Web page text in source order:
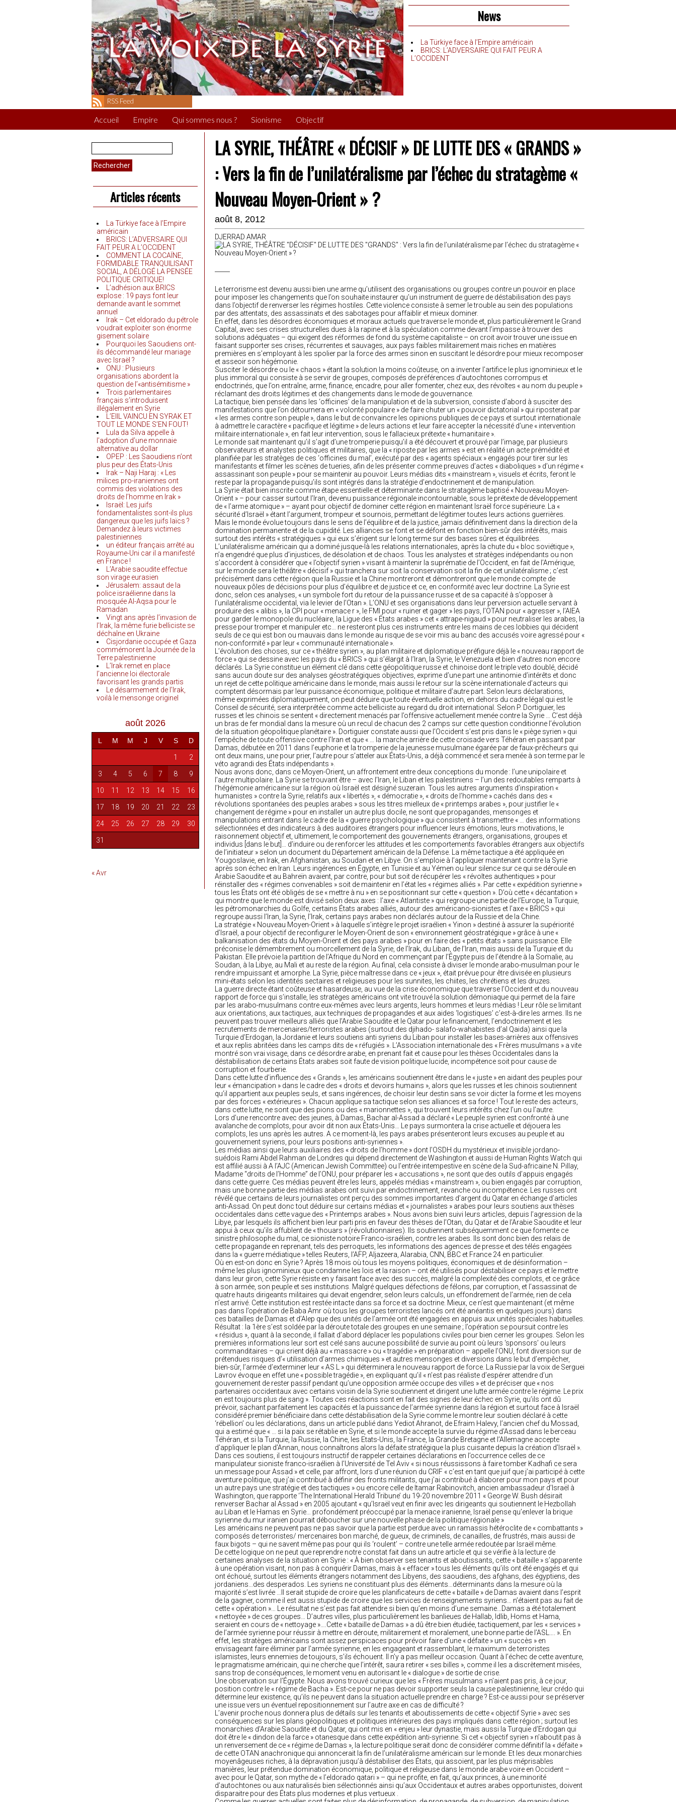
News
La Türkiye face à l’Empire américain
BRICS: L’ADVERSAIRE QUI FAIT PEUR A
L’OCCIDENT
RSS Feed
Accueil Empire Qui sommes nous ? Sionisme Objectif
Rechercher :
Articles récents
La Türkiye face à l’Empire
américain
BRICS: L’ADVERSAIRE QUI
FAIT PEUR A L’OCCIDENT
COMMENT LA COCAÏNE,
FORMIDABLE TRANQUILISANT
SOCIAL, A DÉLOGÉ LA PENSÉE
POLITIQUE CRITIQUE!
L’adhésion aux BRICS
explose : 19 pays font leur
demande avant le sommet
annuel
Irak – Cet eldorado du pétrole
voudrait exploiter son énorme
gisement solaire
Pourquoi les Saoudiens ont-
ils décommandé leur mariage
avec Israël ?
ONU : Plusieurs
organisations abordent la
question de l’«antisémitisme »
Trois parlementaires
français s’introduisent
illégalement en Syrie
L’EIIL VAINCU EN SYRAK ET
TOUT LE MONDE S’EN FOUT!
Lula da Silva appelle à
l’adoption d’une monnaie
alternative au dollar
OPEP : Les Saoudiens n’ont
plus peur des États-Unis
Irak – Naji Haraj : « Les
milices pro-iraniennes ont
commis des violations des
droits de l’homme en Irak »
Israël: Les juifs
fondamentalistes sont-ils plus
dangereux que les juifs laïcs ?
Demandez à leurs victimes
palestiniennes
un éditeur français arrêté au
Royaume-Uni car il a manifesté
en France !
L’Arabie saoudite effectue
son virage eurasien
Jérusalem: assaut de la
police israélienne dans la
mosquée Al-Aqsa pour le
Ramadan
Vingt ans après l’invasion de
l’Irak, la même furie belliciste se
déchaîne en Ukraine
Cisjordanie occupée et Gaza
commémorent la Journée de la
Terre palestinienne
L’Irak remet en place
l’ancienne loi électorale
favorisant les grands partis
Le désarmement de l’Irak,
voilà le mensonge originel
août 2026
L M M J V S D
1 2
3 4 5 6 7 8 9
10 11 12 13 14 15 16
17 18 19 20 21 22 23
24 25 26 27 28 29 30
31
« Avr
LA SYRIE, THÉÂTRE « DÉCISIF » DE LUTTE DES « GRANDS »
: Vers la fin de l’unilatéralisme par l’échec du stratagème «
Nouveau Moyen-Orient » ?
août 8, 2012
DJERRAD AMAR
Le terrorisme est devenu aussi bien une arme qu’utilisent des organisations ou groupes contre un pouvoir en place
pour imposer les changements que l’on souhaite instaurer qu’un instrument de guerre de déstabilisation des pays
dans l’objectif de renverser les régimes hostiles. Cette violence consiste à semer le trouble au sein des populations
par des attentats, des assassinats et des sabotages pour affaiblir et mieux dominer.
En effet, dans les désordres économiques et moraux actuels que traverse le monde et, plus particulièrement le Grand
Capital, avec ses crises structurelles dues à la rapine et à la spéculation comme devant l’impasse à trouver des
solutions adéquates – qui exigent des réformes de fond du système capitaliste – on croit avoir trouver une issue en
faisant supporter ses crises, récurrentes et sauvages, aux pays faibles militairement mais riches en matières
premières en s’employant à les spolier par la force des armes sinon en suscitant le désordre pour mieux recomposer
et asseoir son hégémonie.
Susciter le désordre ou le « chaos » étant la solution la moins coûteuse, on a inventer l’artifice le plus ignominieux et le
plus immoral qui consiste à se servir de groupes, composés de préférences d’autochtones corrompus et
endoctrinés, que l’on entraîne, arme, finance, encadre, pour aller fomenter, chez eux, des révoltes « au nom du peuple »
réclamant des droits légitimes et des changements dans le mode de gouvernance.
La tactique, bien pensée dans les ‘officines’ de la manipulation et de la subversion, consiste d’abord à susciter des
manifestations que l’on détournera en « volonté populaire » de faire chuter un « pouvoir dictatorial » qui riposterait par
« les armes contre son peuple », dans le but de convaincre les opinions publiques de ce pays et surtout internationale
à admettre le caractère « pacifique et légitime » de leurs actions et leur faire accepter la nécessité d’une « intervention
militaire internationale », en fait leur intervention, sous le fallacieux prétexte « humanitaire ».
Le monde sait maintenant qu’il s’agit d’une tromperie puisqu’il a été découvert et prouvé par l’image, par plusieurs
observateurs et analystes politiques et militaires, que la « riposte par les armes » est en réalité un acte prémédité et
planifiée par les stratèges de ces ‘officines du mal’, exécuté par des « agents spéciaux » engagés pour tirer sur les
manifestants et filmer les scènes de tueries, afin de les présenter comme preuves d’actes « diaboliques » d’un régime «
assassinant son peuple » pour se maintenir au pouvoir. Leurs médias dits « mainstream », visuels et écrits, feront le
reste par la propagande puisqu’ils sont intégrés dans la stratégie d’endoctrinement et de manipulation.
La Syrie était bien inscrite comme étape essentielle et déterminante dans le stratagème baptisé « Nouveau Moyen-
Orient » – pour casser surtout l’Iran, devenu puissance régionale incontournable, sous le prétexte de développement
de « l’arme atomique » – ayant pour objectif de dominer cette région en maintenant Israël force supérieure. La «
sécurité d’Israël » étant l’argument, trompeur et sournois, permettant de légitimer toutes leurs actions guerrières.
Mais le monde évolue toujours dans le sens de l’équilibre et de la justice, jamais définitivement dans la direction de la
domination permanente et de la cupidité. Les alliances se font et se défont en fonction bien-sûr des intérêts, mais
surtout des intérêts « stratégiques » qui eux s’érigent sur le long terme sur des bases sûres et équilibrées.
L’unilatéralisme américain qui a dominé jusque-là les relations internationales, après la chute du « bloc soviétique »,
n’a engendré que plus d’injustices, de désolation et de chaos. Tous les analystes et stratèges indépendants ou non
s’accordent à considérer que « l’objectif syrien » visant à maintenir la suprématie de l’Occident, en fait de l’Amérique,
sur le monde sera le théâtre « décisif » qui tranchera sur soit la conservation soit la fin de cet unilatéralisme ; c’est
précisément dans cette région que la Russie et la Chine montreront et démontreront que le monde compte de
nouveaux pôles de décisions pour plus d’équilibre et de justice et ce, en conformité avec leur doctrine. La Syrie est
donc, selon ces analyses, « un symbole fort du retour de la puissance russe et de sa capacité à s’opposer à
l’unilatéralisme occidental, via le levier de l’Otan ». L’ONU et ses organisations dans leur perversion actuelle servant à
produire des « alibis », la CPI pour « menace r », le FMI pour « ruiner et gager » les pays, l’OTAN pour « agresser », l’AIEA
pour garder le monopole du nucléaire, la Ligue des « États arabes » cet « attrape-nigaud » pour neutraliser les arabes, la
presse pour tromper et manipuler etc… ne resteront plus ces instruments entre les mains de ces lobbies qui décident
seuls de ce qui est bon ou mauvais dans le monde au risque de se voir mis au banc des accusés voire agressé pour «
non-conformité » par leur « communauté internationale ».
L’évolution des choses, sur ce « théâtre syrien », au plan militaire et diplomatique préfigure déjà le « nouveau rapport de
force » qui se dessine avec les pays du « BRICS » qui s’élargit à l’Iran, la Syrie, le Venezuela et bien d’autres non encore
déclarés. La Syrie constitue un élément clé dans cette géopolitique russe et chinoise dont le triple veto doublé, décidé
sans aucun doute sur des analyses géostratégiques objectives, exprime d’une part une antinomie d’intérêts et donc
un rejet de cette politique américaine dans le monde, mais aussi le retour sur la scène internationale d’acteurs qui
comptent désormais par leur puissance économique, politique et militaire d’autre part. Selon leurs déclarations,
même exprimées diplomatiquement, on peut déduire que toute éventuelle action, en dehors du cadre légal qui est le
Conseil de sécurité, sera interprétée comme acte belliciste au regard du droit international. Selon P. Dortiguier, les
russes et les chinois se sentent « directement menacés par l’offensive actuellement menée contre la Syrie … C’est déjà
un bras de fer mondial dans la mesure où un recul de chacun des 2 camps sur cette question conditionne l’évolution
de la situation géopolitique planétaire ». Dortiguier constate aussi que l’Occident s’est pris dans le « piège syrien » qui
l’empêche de toute offensive contre l’Iran et que « … la marche arrière de cette croisade vers Téhéran en passant par
Damas, débutée en 2011 dans l’euphorie et la tromperie de la jeunesse musulmane égarée par de faux-prêcheurs qui
ont deux mains, une pour prier, l’autre pour s’atteler aux États-Unis, a déjà commencé et sera menée à son terme par le
véto agrandi des États indépendants ».
Nous avons donc, dans ce Moyen-Orient, un affrontement entre deux conceptions du monde : l’une unipolaire et
l’autre multipolaire. La Syrie se trouvant être – avec l’Iran, le Liban et les palestiniens – l’un des redoutables remparts à
l’hégémonie américaine sur la région où Israël est désigné suzerain. Tous les autres arguments d’inspiration «
humanistes » contre la Syrie, relatifs aux « libertés », « démocratie », « droits de l’homme » cachés dans des «
révolutions spontanées des peuples arabes » sous les titres mielleux de « printemps arabes », pour justifier le «
changement de régime » pour en installer un autre plus docile, ne sont que propagandes, mensonges et
manipulations entrant dans le cadre de la « guerre psychologique » qui consistent à transmettre « … des informations
sélectionnées et des indicateurs à des auditoires étrangers pour influencer leurs émotions, leurs motivations, le
raisonnement objectif et, ultimement, le comportement des gouvernements étrangers, organisations, groupes et
individus [dans le but]… d’induire ou de renforcer les attitudes et les comportements favorables étrangers aux objectifs
de l’initiateur » selon un document du Département américain de la Défense. La même tactique a été appliquée en
Yougoslavie, en Irak, en Afghanistan, au Soudan et en Libye. On s’emploie à l’appliquer maintenant contre la Syrie
après son échec en Iran. Leurs ingérences en Égypte, en Tunisie et au Yémen ou leur silence sur ce qui se déroule en
Arabie Saoudite et au Bahreïn avaient, par contre, pour but soit de récupérer les « révoltes authentiques » pour
réinstaller des « régimes convenables » soit de maintenir en l’état les « régimes alliés ». Par cette « expédition syrienne »
tous les États ont été obligés de se « mettre à nu » en se positionnant sur cette « question ». D’où cette « décantation »
qui montre que le monde est divisé selon deux axes : l’axe « Atlantiste » qui regroupe une partie de l’Europe, la Turquie,
les pétromonarchies du Golfe, certains États arabes alliés, autour des américano-sionistes et l’axe « BRICS » qui
regroupe aussi l’Iran, la Syrie, l’Irak, certains pays arabes non déclarés autour de la Russie et de la Chine.
La stratégie « Nouveau Moyen-Orient » à laquelle s’intègre le projet israélien « Yinon » destiné à assurer la supériorité
d’Israël, a pour objectif de reconfigurer le Moyen-Orient de son « environnement géostratégique » grâce à une «
balkanisation des états du Moyen-Orient et des pays arabes » pour en faire des « petits états » sans puissance. Elle
préconise le démembrement ou morcellement de la Syrie, de l’Irak, du Liban, de l’Iran, mais aussi de la Turquie et du
Pakistan. Elle prévoie la partition de l’Afrique du Nord en commençant par l’Égypte puis de l’étendre à la Somalie, au
Soudan, à la Libye, au Mali et au reste de la région. Au final, cela consiste à diviser le monde arabo-musulman pour le
rendre impuissant et amorphe. La Syrie, pièce maîtresse dans ce « jeux », était prévue pour être divisée en plusieurs
mini-états selon les identités sectaires et religieuses pour les sunnites, les chiites, les chrétiens et les druzes.
La guerre directe étant coûteuse et hasardeuse, au vue de la crise économique que traverse l’Occident et du nouveau
rapport de force qui s’installe, les stratèges américains ont vite trouvé la solution démoniaque qui permet de la faire
par les arabo-musulmans contre eux-mêmes avec leurs argents, leurs hommes et leurs médias ! Leur rôle se limitant
aux orientations, aux tactiques, aux techniques de propagandes et aux aides ‘logistiques’ c’est-à-dire les armes. Ils ne
peuvent pas trouver meilleurs alliés que l’Arabie Saoudite et le Qatar pour le financement, l’endoctrinement et les
recrutements de mercenaires/terroristes arabes (surtout des djihado- salafo-wahabistes d’al Qaida) ainsi que la
Turquie d’Erdogan, la Jordanie et leurs soutiens anti syriens du Liban pour installer les bases-arrières aux offensives
et aux replis abritées dans les camps dits de « réfugiés ». L’Association internationale des « Frères musulmans » a vite
montré son vrai visage, dans ce désordre arabe, en prenant fait et cause pour les thèses Occidentales dans la
déstabilisation de certains États arabes soit faute de vision politique lucide, incompétence soit pour cause de
corruption et fourberie.
Dans cette lutte d’influence des « Grands », les américains soutiennent être dans le « juste » en aidant des peuples pour
leur « émancipation » dans le cadre des « droits et devoirs humains », alors que les russes et les chinois soutiennent
qu’il appartient aux peuples seuls, et sans ingérences, de choisir leur destin sans se voir dicter la forme et les moyens
par des forces « extérieures ». Chacun applique sa tactique selon ses alliances et sa force ! Tout le reste des acteurs,
dans cette lutte, ne sont que des pions ou des « marionnettes », qui trouvent leurs intérêts chez l’un ou l’autre.
Lors d’une rencontre avec des jeunes, à Damas, Bachar al-Assad a déclaré « Le peuple syrien est confronté à une
avalanche de complots, pour avoir dit non aux États-Unis… Le pays surmontera la crise actuelle et déjouera les
complots, les uns après les autres. A ce moment-là, les pays arabes présenteront leurs excuses au peuple et au
gouvernement syriens, pour leurs positions anti-syriennes ».
Les médias ainsi que leurs auxiliaires des « droits de l’homme » dont l’OSDH du mystérieux et invisible jordano-
suédois Rami Abdel Rahman de Londres qui dépend directement de Washington et aussi de Human Rights Watch qui
est affilié aussi à A l’AJC (American Jewish Committee) ou l’entrée intempestive en scène de la Sud-africaine N. Pillay,
Madame “droits de l’Homme” de l’ONU, pour préparer les « accusations », ne sont que des outils d’appuis engagés
dans cette guerre. Ces médias peuvent être les leurs, appelés médias « mainstream », ou bien engagés par corruption,
mais une bonne partie des médias arabes ont suivi par endoctrinement, revanche ou incompétence. Les russes ont
révélé que certains de leurs journalistes ont perçu des sommes importantes d’argent du Qatar en échange d’articles
anti-Assad. On peut donc tout déduire sur certains médias et « journalistes » arabes pour leurs soutiens aux thèses
occidentales dans cette vague des « Printemps arabes ». Nous avons bien suivi leurs articles, depuis l’agression de la
Libye, par lesquels ils affichent bien leur parti pris en faveur des thèses de l’Otan, du Qatar et de l’Arabie Saoudite et leur
appui à ceux qu’ils affublent de « thouars » (révolutionnaires). Ils soutiennent subséquemment ce que fomente ce
sinistre philosophe du mal, ce sioniste notoire Franco-israélien, contre les arabes. Ils sont donc bien des relais de
cette propagande en reprenant, tels des perroquets, les informations des agences de presse et des télés engagées
dans la « guerre médiatique » telles Reuters, l’AFP, Aljazeera, Alarabia, CNN, BBC et France 24 en particulier.
Où en est-on donc en Syrie ? Après 18 mois où tous les moyens politiques, économiques et de désinformation –
même les plus ignominieux que condamne les lois et la raison – ont été utilisés pour déstabiliser ce pays et le mettre
dans leur giron, cette Syrie résiste en y faisant face avec des succès, malgré la complexité des complots, et ce grâce
à son armée, son peuple et ses institutions. Malgré quelques défections de félons, par corruption, et l’assassinat de
quatre hauts dirigeants militaires qui devait engendrer, selon leurs calculs, un effondrement de l’armée, rien de cela
n’est arrivé. Cette institution est restée intacte dans sa force et sa doctrine. Mieux, ce n’est que maintenant (et même
pas dans l’opération de Baba Amr où tous les groupes terroristes lancés ont été anéantis en quelques jours) dans
ces batailles de Damas et d’Alep que des unités de l’armée ont été engagées en appuis aux unités spéciales habituelles.
Résultat : la 1ère s’est soldée par la déroute totale des groupes en une semaine ; l’opération se poursuit contre les
« résidus », quant à la seconde, il fallait d’abord déplacer les populations civiles pour bien cerner les groupes. Selon les
premières informations leur sort est celé sans aucune possibilité de survie au point où leurs ‘sponsors’ ou leurs
commanditaires – qui crient déjà au « massacre » ou « tragédie » en préparation – appelle l’ONU, font diversion sur de
prétendues risques d’« utilisation d’armes chimiques » et autres mensonges et diversions dans le but d’empêcher,
bien-sûr, l’armée d’exterminer leur « AS L » qui déterminera le nouveau rapport de force. La Russie par la voix de Serguei
Lavrov évoque en effet une « possible tragédie », en expliquant qu’il « n’est pas réaliste d’espérer attendre d’un
gouvernement de rester passif pendant qu’une opposition armée occupe des villes » et de préciser que « nos
partenaires occidentaux avec certains voisin de la Syrie soutiennent et dirigent une lutte armée contre le régime. Le prix
en est toujours plus de sang ». Toutes ces réactions sont en fait des signes de leur échec en Syrie, qu’ils ont dû
prévoir, sachant parfaitement les capacités et la puissance de l’armée syrienne dans la région et surtout face à Israël
considéré premier bénéficiaire dans cette déstabilisation de la Syrie comme le montre leur soutien déclaré à cette
‘rébellion’ ou les déclarations, dans un article publié dans Yediot Ahranot, de Efraim Halevy, l’ancien chef du Mossad,
qui a estimé que « … si la paix se rétablie en Syrie, et si le monde accepte la survie du régime d’Assad dans le berceau
Téhéran, et si la Turquie, la Russie, la Chine, les Etats-Unis, la France, la Grande Bretagne et l’Allemagne accepte
d’appliquer le plan d’Annan, nous connaîtrons alors la défaite stratégique la plus cuisante depuis la création d’Israël ».
Dans ces soutiens, il est toujours instructif de rappeler certaines déclarations en l’occurrence celles de ce
manipulateur sioniste franco-israélien à l’Université de Tel Aviv « si nous réussissons à faire tomber Kadhafi ce sera
un message pour Assad » et celle, par affront, lors d’une réunion du CRIF « c’est en tant que juif que j’ai participé à cette
aventure politique, que j’ai contribué à définir des fronts militants, que j’ai contribué à élaborer pour mon pays et pour
un autre pays une stratégie et des tactiques » ou encore celle de Itamar Rabinovitch, ancien ambassadeur d’Israël à
Washington, que rapporte ‘The International Herald Tribune’ du 19-20 novembre 2011 « George W. Bush désirait
renverser Bachar al Assad » en 2005 ajoutant « qu’Israël veut en finir avec les dirigeants qui soutiennent le Hezbollah
au Liban et le Hamas en Syrie… profondément préoccupé par la menace iranienne, Israël pense qu’enlever la brique
syrienne du mur iranien pourrait déboucher sur une nouvelle phase de la politique régionale »
Les américains ne peuvent pas ne pas savoir que la partie est perdue avec un ramassis hétéroclite de « combattants »
composés de terroristes/ mercenaires bon marché, de gueux, de criminels, de canailles, de frustrés, mais aussi de
faux bigots – qui ne savent même pas pour qui ils ‘roulent’ – contre une telle armée redoutée par Israël même.
De cette logique on ne peut que reprendre notre constat fait dans un autre article et qui se vérifie à la lecture de
certaines analyses de la situation en Syrie : « À bien observer ses tenants et aboutissants, cette « bataille » s’apparente
à une opération visant, non pas à conquérir Damas, mais à « effacer » tous les éléments qu’ils ont été engagés et qui
ont échoué, surtout les éléments étrangers notamment des Libyens, des saoudiens, des afghans, des égyptiens, des
jordaniens…des desperados. Les syriens ne constituant plus des éléments…déterminants dans la mesure où la
majorité s’est livrée …Il serait stupide de croire que les planificateurs de cette « bataille » de Damas avaient dans l’esprit
de la gagner, comme il est aussi stupide de croire que les services de renseignements syriens… n’étaient pas au fait de
cette « opération »… Le résultat ne s’est pas fait attendre si bien qu’en moins d’une semaine…Damas a été totalement
« nettoyée » de ces groupes… D’autres villes, plus particulièrement les banlieues de Hallab, Idlib, Homs et Hama,
seraient en cours de « nettoyage »….Cette « bataille de Damas » a dû être bien étudiée, tactiquement, par les « services »
de l’armée syrienne pour réussir à mettre en déroute, militairement et moralement, une bonne partie de l’ASL…. ». En
effet, les stratèges américains sont assez perspicaces pour prévoir faire d’une « défaite » un « succès » en
envisageant faire éliminer par l’armée syrienne, en les engageant et rassemblant, le maximum de terroristes
islamistes, leurs ennemies de toujours, s’ils échouent. Il n’y a pas meilleur occasion. Quant à l’échec de cette aventure,
le pragmatisme américain, qui ne cherche que l’intérêt, saura retirer « ses billes », comme il les a discrètement misées,
sans trop de conséquences, le moment venu en autorisant le « dialogue » de sortie de crise.
Une observation sur l’Égypte. Nous avons trouvé curieux que les « Frères musulmans » n’aient pas pris, à ce jour,
position contre le « régime de Bacha ». Est-ce pour ne pas devoir supporter seuls la cause palestinienne, leur crédo qui
détermine leur existence, qu’ils ne peuvent dans la situation actuelle prendre en charge ? Est-ce aussi pour se préserver
une issue vers un éventuel repositionnement sur l’autre axe en cas de difficulté ?
L’avenir proche nous donnera plus de détails sur les tenants et aboutissements de cette « objectif Syrie » avec ses
conséquences sur les plans géopolitiques et politiques intérieures des pays impliqués dans cette région ; surtout les
monarchies d’Arabie Saoudite et du Qatar, qui ont mis en « enjeu » leur dynastie, mais aussi la Turquie d’Erdogan qui
doit être le « dindon de la farce » otanesque dans cette expédition anti-syrienne. Si cet « objectif syrien » n’aboutit pas à
un renversement de ce « régime de Damas », la lecture politique serait donc de considérer comme définitif la « défaite »
de cette OTAN anachronique qui annoncerait la fin de l’unilatéralisme américain sur le monde. Et les deux monarchies
moyenâgeuses riches, à la dépravation jusqu’à déstabiliser des États, qui assoient, par les plus méprisables
manières, leur prétendue domination économique, politique et religieuse dans le monde arabe voire en Occident –
avec pour le Qatar, son mythe de « l’eldorado qatari » – qui ne profite, en fait, qu’aux princes, à une minorité
d’autochtones ou aux naturalisés bien sélectionnés ainsi qu’aux Occidentaux et autres arabes opportunistes, doivent
disparaitre pour des États plus modernes et plus vertueux .